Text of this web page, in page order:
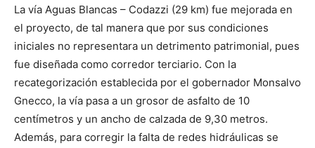
La vía Aguas Blancas – Codazzi (29 km) fue mejorada en
el proyecto, de tal manera que por sus condiciones
iniciales no representara un detrimento patrimonial, pues
fue diseñada como corredor terciario. Con la
recategorización establecida por el gobernador Monsalvo
Gnecco, la vía pasa a un grosor de asfalto de 10
centímetros y un ancho de calzada de 9,30 metros.
Además, para corregir la falta de redes hidráulicas se